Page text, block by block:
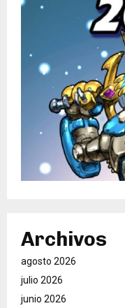
Archivos
agosto 2026
julio 2026
junio 2026